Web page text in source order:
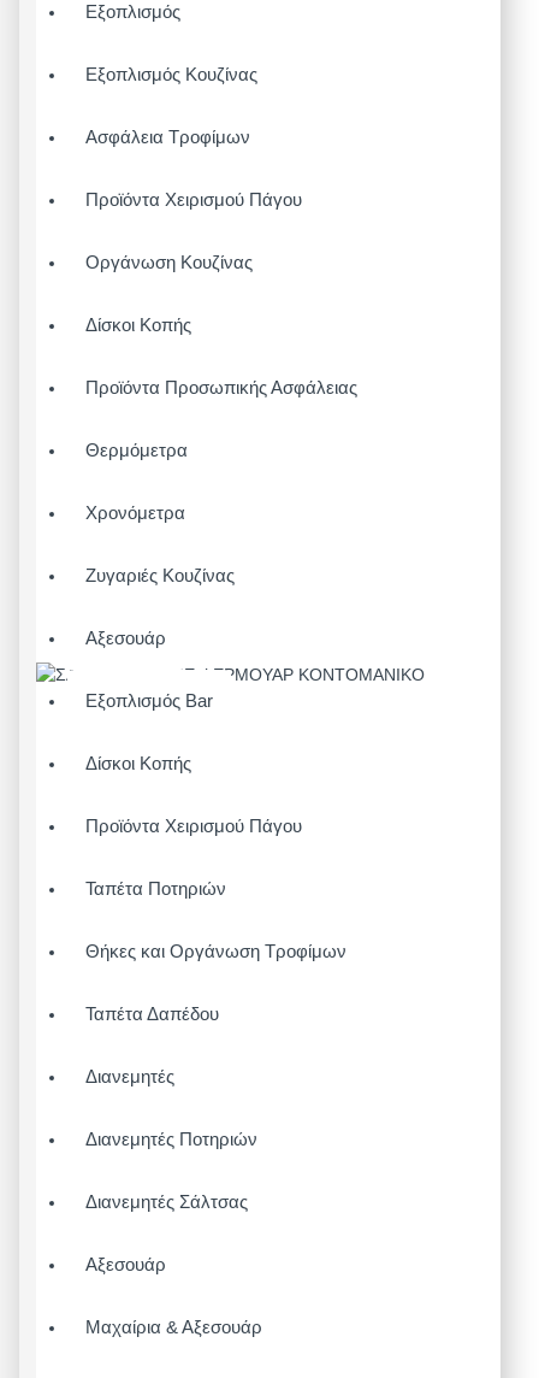
Εξοπλισμός
Εξοπλισμός Κουζίνας
Ασφάλεια Τροφίμων
Προϊόντα Χειρισμού Πάγου
Οργάνωση Κουζίνας
Δίσκοι Κοπής
Προϊόντα Προσωπικής Ασφάλειας
Θερμόμετρα
Χρονόμετρα
Ζυγαριές Κουζίνας
Αξεσουάρ
Εξοπλισμός Bar
Δίσκοι Κοπής
Προϊόντα Χειρισμού Πάγου
Ταπέτα Ποτηριών
Θήκες και Οργάνωση Τροφίμων
Ταπέτα Δαπέδου
Διανεμητές
Διανεμητές Ποτηριών
Διανεμητές Σάλτσας
Αξεσουάρ
Μαχαίρια & Αξεσουάρ